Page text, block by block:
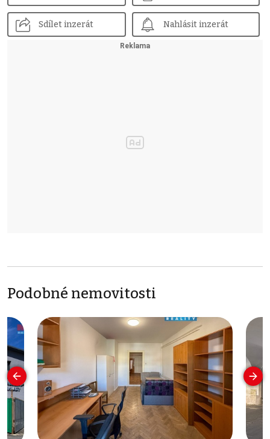
Sdílet inzerát Nahlásit inzerát
Podobné nemovitosti